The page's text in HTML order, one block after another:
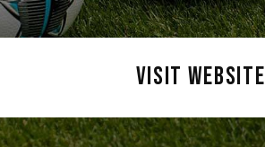
VISIT WEBSITE